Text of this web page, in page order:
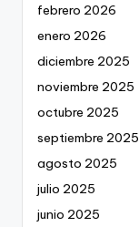
febrero 2026
enero 2026
diciembre 2025
noviembre 2025
octubre 2025
septiembre 2025
agosto 2025
julio 2025
junio 2025